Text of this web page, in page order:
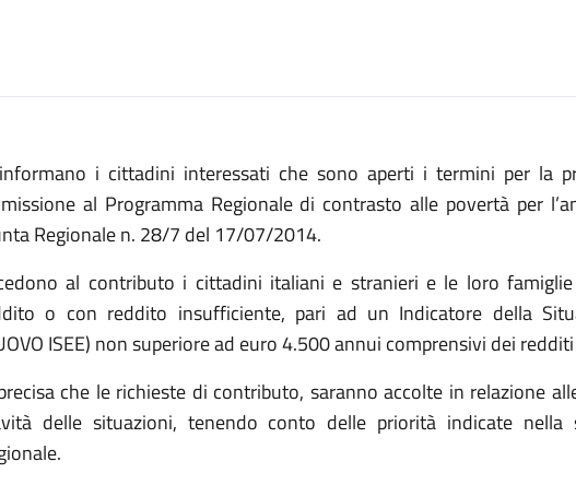
i cittadini interessati che sono aperti i termini per la
al Programma Regionale di contrasto alle povertà per
Regionale n. 28/7 del 17/07/2014.
al contributo i cittadini italiani e stranieri e le loro
o con reddito insufficiente, pari ad un Indicatore della
ISEE) non superiore ad euro 4.500 annui comprensivi dei redditi
che le richieste di contributo, saranno accolte in relazione
delle situazioni, tenendo conto delle priorità indicate nella